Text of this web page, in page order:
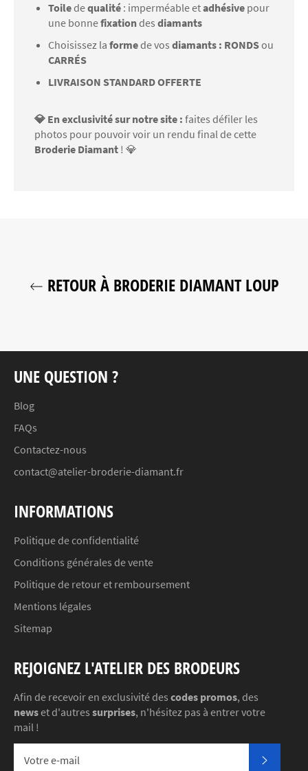
Toiledequalité : imperméable etadhésive pour
une bonnefixationdes diamants
Choisissez la formede vos diamants : RONDSou
CARRÉS
LIVRAISON STANDARD OFFERTE
💎 En exclusivité sur notre site : faites défiler les
photos pour pouvoir voir un rendu final de cette
Broderie Diamant ! 💎
RETOUR À BRODERIE DIAMANT LOUP
UNE QUESTION ?
Blog
FAQs
Contactez-nous
contact@atelier-broderie-diamant.fr
INFORMATIONS
Politique de confidentialité
Conditions générales de vente
Politique de retour et remboursement
Mentions légales
Sitemap
REJOIGNEZ L'ATELIER DES BRODEURS
Afin de recevoir en exclusivité des codes promos, des
newset d'autres surprises, n'hésitez pas à entrer votre
mail !